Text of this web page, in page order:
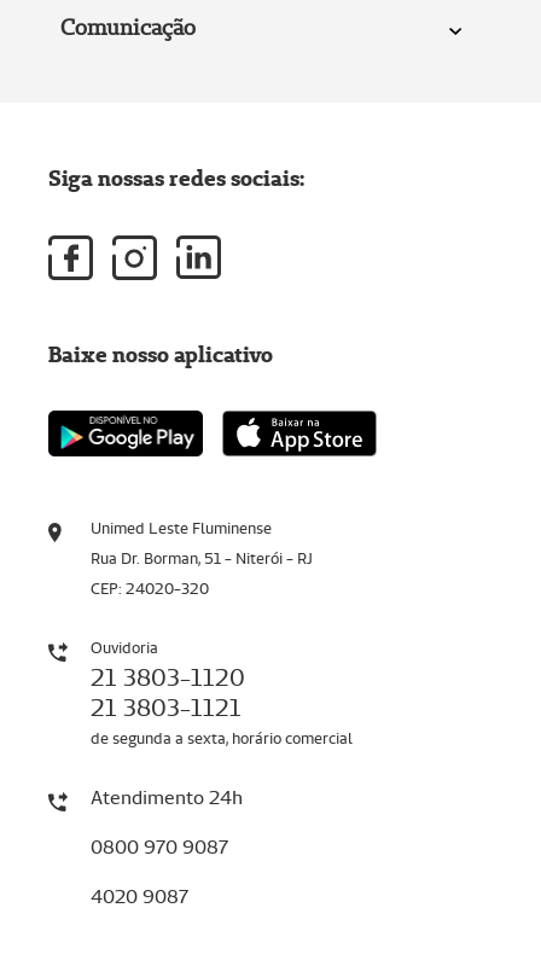
Comunicação
Unimed Leste Fluminense
Rua Dr. Borman, 51 - Niterói - RJ
CEP: 24020-320
Ouvidoria
21 3803-1120
21 3803-1121
de segunda a sexta, horário comercial
Atendimento 24h
0800 970 9087
4020 9087
Siga nossas redes sociais:
Baixe nosso aplicativo